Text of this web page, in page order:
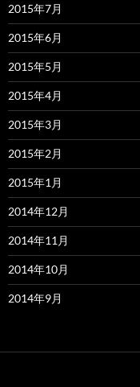
2015年7月
2015年6月
2015年5月
2015年4月
2015年3月
2015年2月
2015年1月
2014年12月
2014年11月
2014年10月
2014年9月